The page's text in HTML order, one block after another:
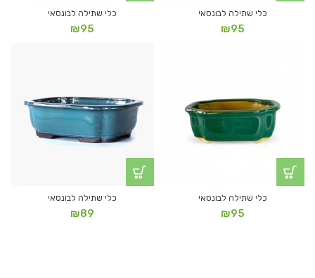
כלי שתילה לבונסאי
₪95
כלי שתילה לבונסאי
₪95
כלי שתילה לבונסאי
₪95
כלי שתילה לבונסאי
₪89